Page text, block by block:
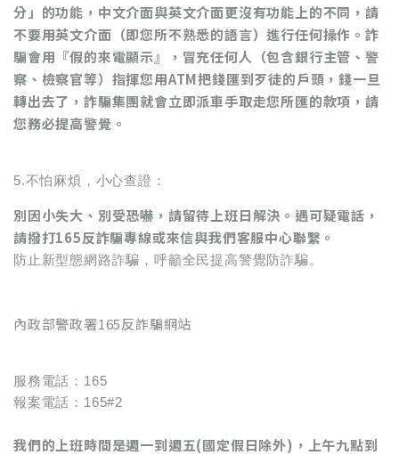
分」的功能，中文介面與英文介面更沒有功能上的不同，請
不要用英文介面（即您所不熟悉的語言）進行任何操作。詐
騙會用『假的來電顯示』，冒充任何人（包含銀行主管、警
察、檢察官等）指揮您用ATM把錢匯到歹徒的戶頭，錢一旦
轉出去了，詐騙集團就會立即派車手取走您所匯的款項，請
您務必提高警覺。
5.不怕麻煩，小心查證：
別因小失大、別受恐嚇，請留待上班日解決。遇可疑電話，
請撥打165反詐騙專線或來信與我們客服中心聯繫。
防止新型態網路詐騙，呼籲全民提高警覺防詐騙。
內政部警政署165反詐騙網站
服務電話：165
報案電話：165#2
我們的上班時間是週一到週五(國定假日除外)，上午九點到